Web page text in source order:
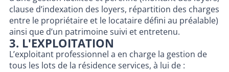
clause d’indexation des loyers, répartition des charges
entre le propriétaire et le locataire défini au préalable)
ainsi que d’un patrimoine suivi et entretenu.
3. L'EXPLOITATION
L’exploitant professionnel a en charge la gestion de
tous les lots de la résidence services, à lui de :